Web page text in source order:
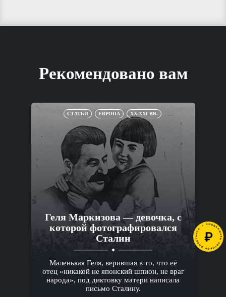
Рекомендовано вам
СТАТЬИ ЕВРОПА XX-XXI ВВ.
Геля Маркизова — девочка, с
которой фотографировался
Сталин
Маленькая Геля, верившая в то, что её
отец «никакой не японский шпион, не враг
народа», под диктовку матери написала
письмо Сталину.